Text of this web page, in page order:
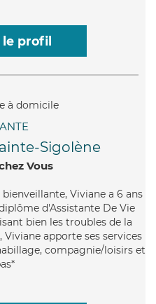
profil
Sigolène
Vous
Viviane a 6 ans
d'Assistante De Vie
bien les troubles de la
apporte ses services
compagnie/loisirs et